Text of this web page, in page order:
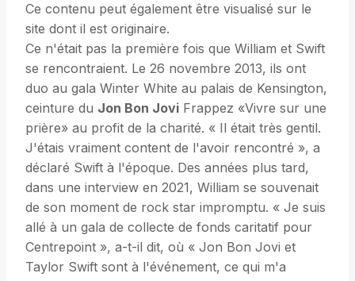
Ce contenu peut également être visualisé sur le
site dont il est originaire.
Ce n'était pas la première fois que William et Swift
se rencontraient. Le 26 novembre 2013, ils ont
duo au gala Winter White au palais de Kensington,
ceinture du Jon Bon Jovi Frappez «Vivre sur une
prière» au profit de la charité. « Il était très gentil.
J'étais vraiment content de l'avoir rencontré », a
déclaré Swift à l'époque. Des années plus tard,
dans une interview en 2021, William se souvenait
de son moment de rock star impromptu. « Je suis
allé à un gala de collecte de fonds caritatif pour
Centrepoint », a-t-il dit, où « Jon Bon Jovi et
Taylor Swift sont à l'événement, ce qui m'a